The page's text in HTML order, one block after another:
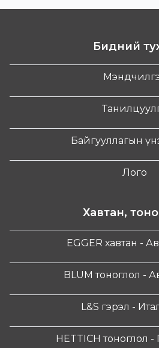
Бидний
Байгууллагын
Лого
Хавтан,
EGGER хавтан -
BLUM тоноглол -
L&S гэрэл -
HETTICH тоноглол -